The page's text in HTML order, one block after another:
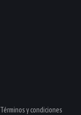
Términos y condiciones